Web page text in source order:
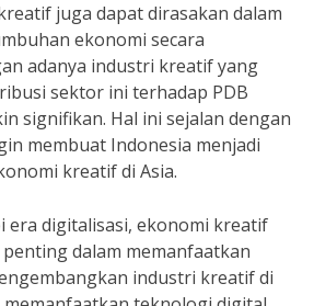
juga dapat dirasakan dalam
ekonomi secara
adanya industri kreatif yang
sektor ini terhadap PDB
signifikan. Hal ini sejalan dengan
membuat Indonesia menjadi
kreatif di Asia.
era digitalisasi, ekonomi kreatif
dalam memanfaatkan
industri kreatif di